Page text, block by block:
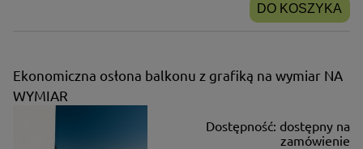
DO KOSZYKA
Ekonomiczna osłona balkonu z grafiką na wymiar NA
WYMIAR
Dostępność: dostępny na
zamówienie